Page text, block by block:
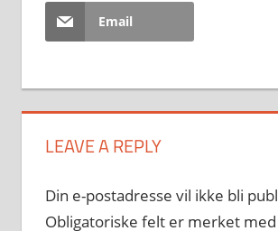
Email
LEAVE A REPLY
Din e-postadresse vil ikke bli
Obligatoriske felt er merket med